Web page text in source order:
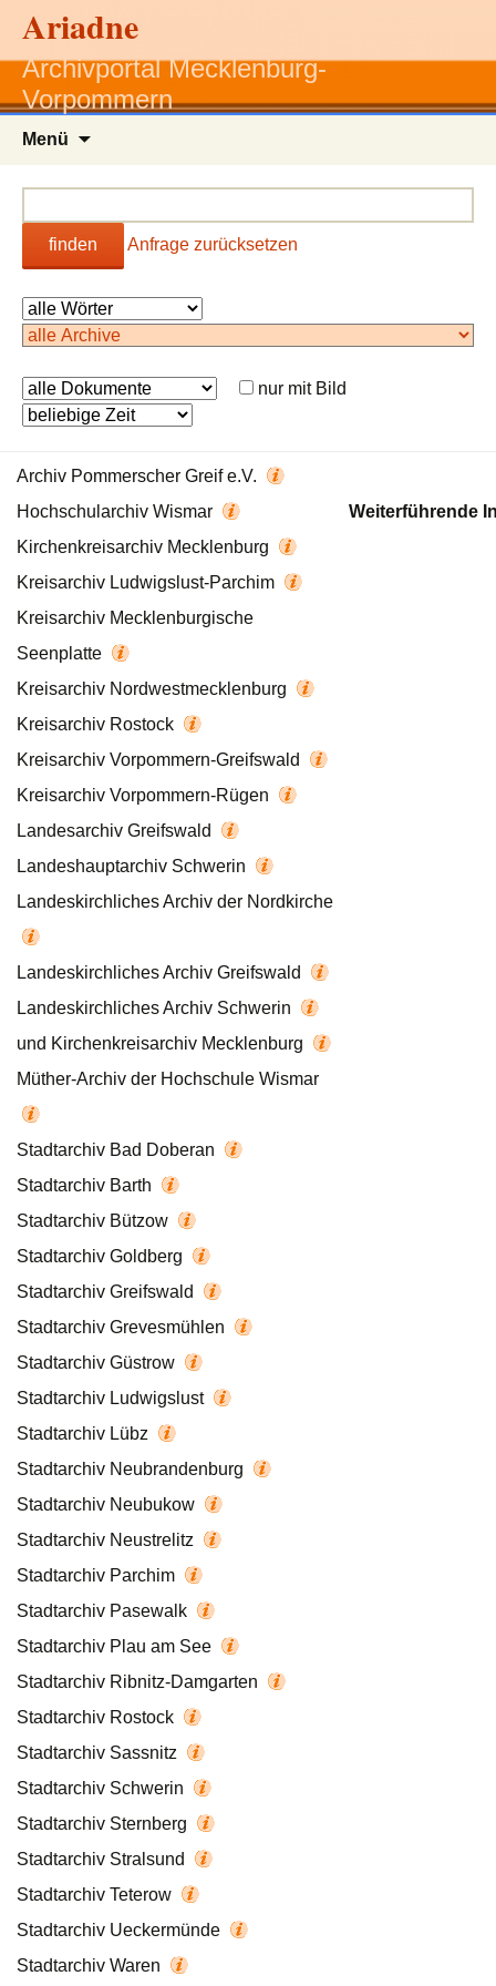
Ariadne
Archivportal Mecklenburg-
Vorpommern
Menü
finden Anfrage zurücksetzen
nur mit Bild
Archiv Pommerscher Greif e.V.
Hochschularchiv Wismar
Kirchenkreisarchiv Mecklenburg
Kreisarchiv Ludwigslust-Parchim
Kreisarchiv Mecklenburgische
Seenplatte
Kreisarchiv Nordwestmecklenburg
Kreisarchiv Rostock
Kreisarchiv Vorpommern-Greifswald
Kreisarchiv Vorpommern-Rügen
Landesarchiv Greifswald
Landeshauptarchiv Schwerin
Landeskirchliches Archiv der Nordkirche
Landeskirchliches Archiv Greifswald
Landeskirchliches Archiv Schwerin
und Kirchenkreisarchiv Mecklenburg
Müther-Archiv der Hochschule Wismar
Stadtarchiv Bad Doberan
Stadtarchiv Barth
Stadtarchiv Bützow
Stadtarchiv Goldberg
Stadtarchiv Greifswald
Stadtarchiv Grevesmühlen
Stadtarchiv Güstrow
Stadtarchiv Ludwigslust
Stadtarchiv Lübz
Stadtarchiv Neubrandenburg
Stadtarchiv Neubukow
Stadtarchiv Neustrelitz
Stadtarchiv Parchim
Stadtarchiv Pasewalk
Stadtarchiv Plau am See
Stadtarchiv Ribnitz-Damgarten
Stadtarchiv Rostock
Stadtarchiv Sassnitz
Stadtarchiv Schwerin
Stadtarchiv Sternberg
Stadtarchiv Stralsund
Stadtarchiv Teterow
Stadtarchiv Ueckermünde
Stadtarchiv Waren
Weiterführende